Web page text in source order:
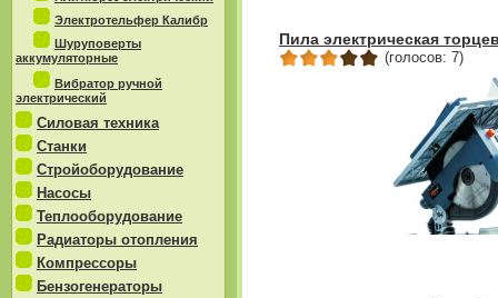
Электротельфер Калибр
Шуруповерты
аккумуляторные
Вибратор ручной
электрический
Силовая техника
Станки
Стройоборудование
Насосы
Теплооборудование
Радиаторы отопления
Компрессоры
Бензогенераторы
Пила электрическая
(голосов: 7)